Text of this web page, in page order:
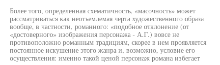
Более того, определенная схематичность, «масочность» может
рассматриваться как неотъемлемая черта художественного образа
вообще, в частности, романного: «подобное отклонение (от
«достоверного» изображения персонажа - А.Г.) вовсе не
противоположно романным традициям, скорее в нем проявляется
постоянное искушение этого жанра и, возможно, условие его
осуществления: именно такой ценой персонаж романа избегает